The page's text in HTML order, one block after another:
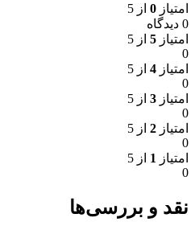
امتیاز 0 از 5
0 دیدگاه
امتیاز 5 از 5
0
امتیاز 4 از 5
0
امتیاز 3 از 5
0
امتیاز 2 از 5
0
امتیاز 1 از 5
0
نقد و بررسی‌ها